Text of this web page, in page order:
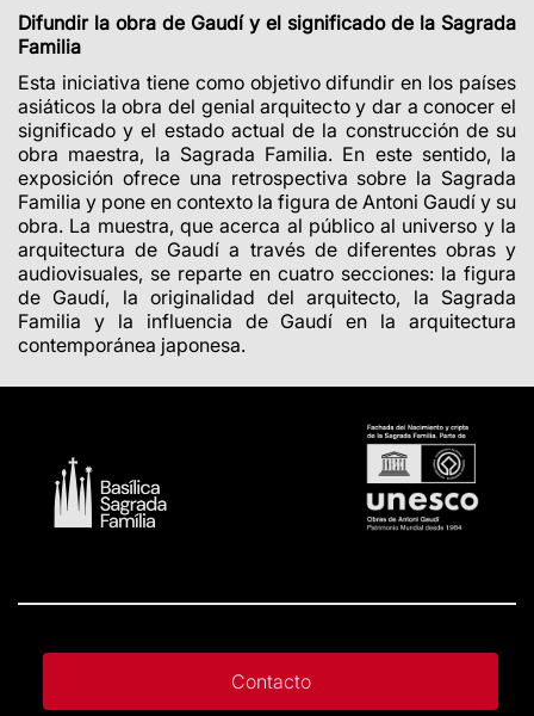
Difundir la obra de Gaudí y el significado de la Sagrada
Familia
Esta iniciativa tiene como objetivo difundir en los países
asiáticos la obra del genial arquitecto y dar a conocer el
significado y el estado actual de la construcción de su
obra maestra, la Sagrada Familia. En este sentido, la
exposición ofrece una retrospectiva sobre la Sagrada
Familia y pone en contexto la figura de Antoni Gaudí y su
obra. La muestra, que acerca al público al universo y la
arquitectura de Gaudí a través de diferentes obras y
audiovisuales, se reparte en cuatro secciones: la figura
de Gaudí, la originalidad del arquitecto, la Sagrada
Familia y la influencia de Gaudí en la arquitectura
contemporánea japonesa.
Contacto